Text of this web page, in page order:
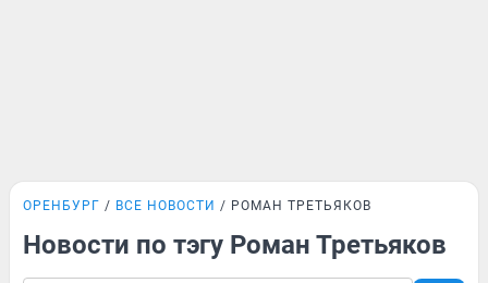
ОРЕНБУРГ ВСЕ НОВОСТИ РОМАН ТРЕТЬЯКОВ
Новости по тэгу Роман Третьяков